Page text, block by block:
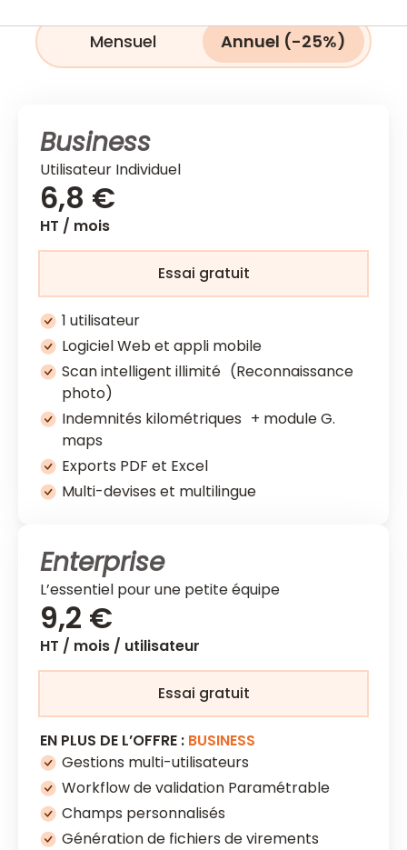
Mensuel Annuel (-25%)
Business
Utilisateur Individuel
6,8 €
HT / mois
Essai gratuit
1 utilisateur
Logiciel Web et appli mobile
Scan intelligent illimité (Reconnaissance
photo)
Indemnités kilométriques + module G.
maps
Exports PDF et Excel
Multi-devises et multilingue
Enterprise
L’essentiel pour une petite équipe
9,2 €
HT / mois / utilisateur
Essai gratuit
EN PLUS DE L’OFFRE : BUSINESS
Gestions multi-utilisateurs
Workflow de validation Paramétrable
Champs personnalisés
Génération de fichiers de virements